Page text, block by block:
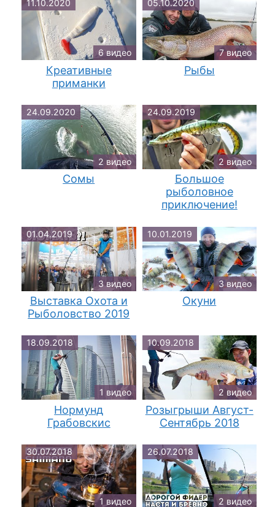
11.10.2020
6 видео
Креативные
приманки
05.10.2020
7 видео
Рыбы
24.09.2020
2 видео
Сомы
24.09.2019
2 видео
Большое
рыболовное
приключение!
01.04.2019
3 видео
Выставка Охота и
Рыболовство 2019
10.01.2019
3 видео
Окуни
18.09.2018
1 видео
Нормунд
Грабовскис
10.09.2018
2 видео
Розыгрыши Август-
Сентябрь 2018
30.07.2018
1 видео
26.07.2018
2 видео